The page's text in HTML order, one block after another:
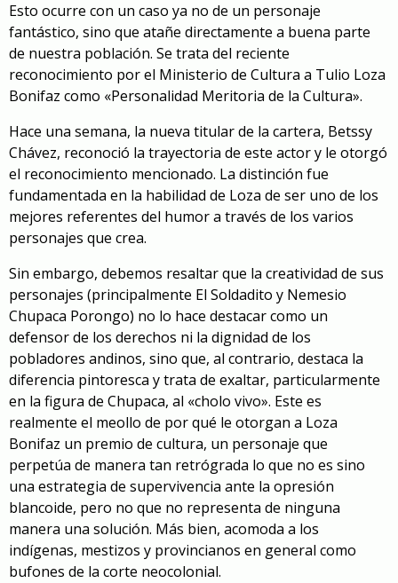
Esto ocurre con un caso ya no de un personaje
fantástico, sino que atañe directamente a buena parte
de nuestra población. Se trata del reciente
reconocimiento por el Ministerio de Cultura a Tulio Loza
Bonifaz como «Personalidad Meritoria de la Cultura».
Hace una semana, la nueva titular de la cartera, Betssy
Chávez, reconoció la trayectoria de este actor y le otorgó
el reconocimiento mencionado. La distinción fue
fundamentada en la habilidad de Loza de ser uno de los
mejores referentes del humor a través de los varios
personajes que crea.
Sin embargo, debemos resaltar que la creatividad de sus
personajes (principalmente El Soldadito y Nemesio
Chupaca Porongo) no lo hace destacar como un
defensor de los derechos ni la dignidad de los
pobladores andinos, sino que, al contrario, destaca la
diferencia pintoresca y trata de exaltar, particularmente
en la figura de Chupaca, al «cholo vivo». Este es
realmente el meollo de por qué le otorgan a Loza
Bonifaz un premio de cultura, un personaje que
perpetúa de manera tan retrógrada lo que no es sino
una estrategia de supervivencia ante la opresión
blancoide, pero no que no representa de ninguna
manera una solución. Más bien, acomoda a los
indígenas, mestizos y provincianos en general como
bufones de la corte neocolonial.